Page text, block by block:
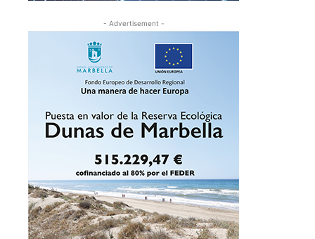
- Advertisement -